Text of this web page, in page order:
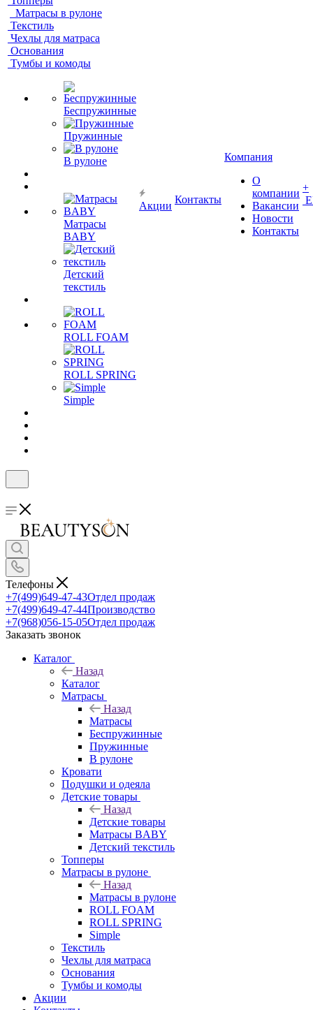
Матрасы в рулоне
Текстиль
Чехлы для матраса
Основания
Тумбы и комоды
Беспружинные
Пружинные
В рулоне
Матрасы
BABY
Детский
текстиль
ROLL FOAM
ROLL SPRING
Simple
Акции
Контакты
Компания
О
компании
Вакансии
Новости
Контакты
+
Телефоны
+7(499)649-47-43Отдел продаж
+7(499)649-47-44Производство
+7(968)056-15-05Отдел продаж
Заказать звонок
Каталог
Назад
Каталог
Матрасы
Назад
Матрасы
Беспружинные
Пружинные
В рулоне
Кровати
Подушки и одеяла
Детские товары
Назад
Детские товары
Матрасы BABY
Детский текстиль
Топперы
Матрасы в рулоне
Назад
Матрасы в рулоне
ROLL FOAM
ROLL SPRING
Simple
Текстиль
Чехлы для матраса
Основания
Тумбы и комоды
Акции